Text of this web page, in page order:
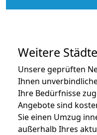
Weitere
Unsere geprüften
Ihnen
Ihre Bedürfnisse
Angebote sind
Sie einen Umzug
außerhalb Ihres